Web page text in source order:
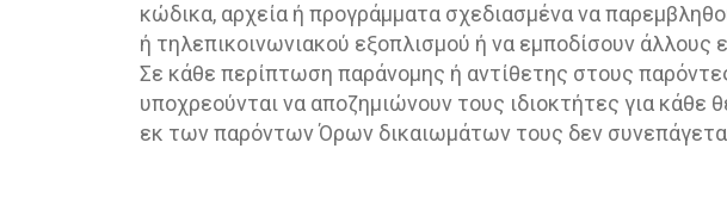
κώδικα, αρχεία ή προγράμματα σχεδιασμένα να
ή τηλεπικοινωνιακού εξοπλισμού ή να εμποδίσουν
Σε κάθε περίπτωση παράνομης ή αντίθετης στους
υποχρεούνται να αποζημιώνουν τους ιδιοκτήτες για
εκ των παρόντων Όρων δικαιωμάτων τους δεν